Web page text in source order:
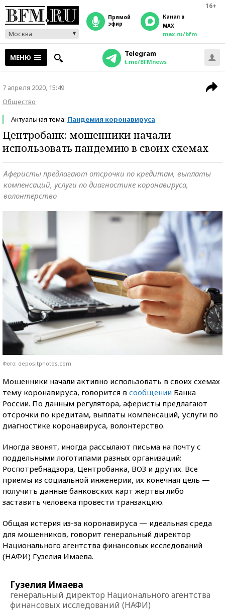
16+
Москва
прямой
эфир
Канал в
MAX
max.ru/bfm
МЕНЮ Telegram
t.me/BFMnews
7 апреля 2020, 15:49
Общество
Актуальная тема: Пандемия коронавируса
Центробанк: мошенники начали
использовать пандемию в своих схемах
Аферисты предлагают отсрочки по кредитам, выплаты
компенсаций, услуги по диагностике коронавируса,
волонтерство
Фото: depositphotos.com
Мошенники начали активно использовать в своих схемах
тему коронавируса, говорится в сообщении Банка
России. По данным регулятора, аферисты предлагают
отсрочки по кредитам, выплаты компенсаций, услуги по
диагностике коронавируса, волонтерство.
Иногда звонят, иногда рассылают письма на почту с
поддельными логотипами разных организаций:
Роспотребнадзора, Центробанка, ВОЗ и других. Все
приемы из социальной инженерии, их конечная цель —
получить данные банковских карт жертвы либо
заставить человека провести транзакцию.
Общая истерия из-за коронавируса — идеальная среда
для мошенников, говорит генеральный директор
Национального агентства финансовых исследований
(НАФИ) Гузелия Имаева.
Гузелия Имаева
генеральный директор Национального агентства
финансовых исследований (НАФИ)